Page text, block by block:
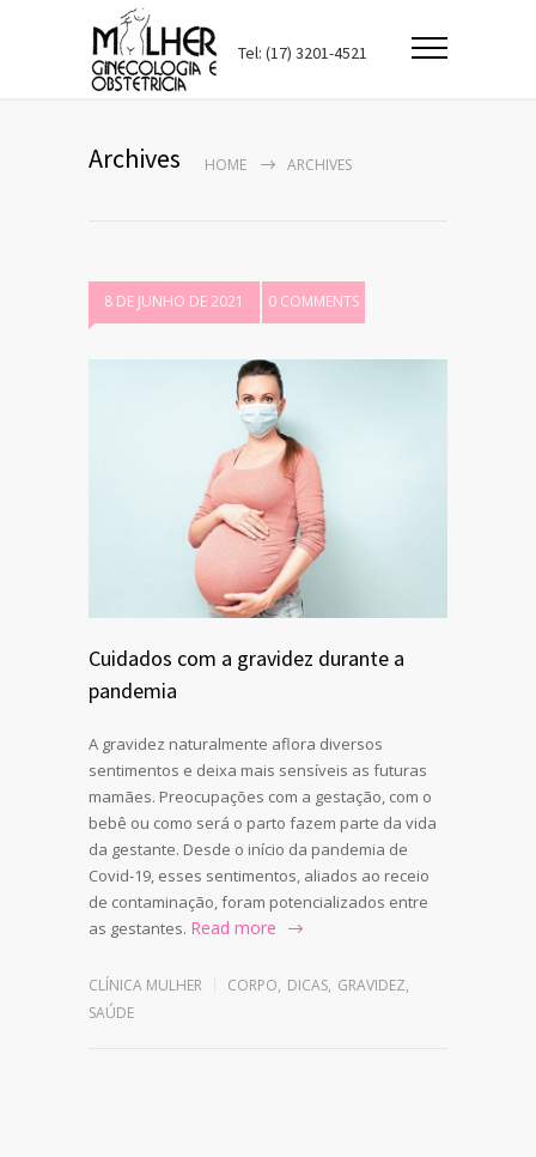
Tel: (17) 3201-4521
Archives HOME ARCHIVES
8 DE JUNHO DE 2021 0 COMMENTS
Cuidados com a gravidez durante a
pandemia
A gravidez naturalmente aflora diversos
sentimentos e deixa mais sensíveis as futuras
mamães. Preocupações com a gestação, com o
bebê ou como será o parto fazem parte da vida
da gestante. Desde o início da pandemia de
Covid-19, esses sentimentos, aliados ao receio
de contaminação, foram potencializados entre
as gestantes. Read more
CLÍNICA MULHER CORPO, DICAS, GRAVIDEZ,
SAÚDE